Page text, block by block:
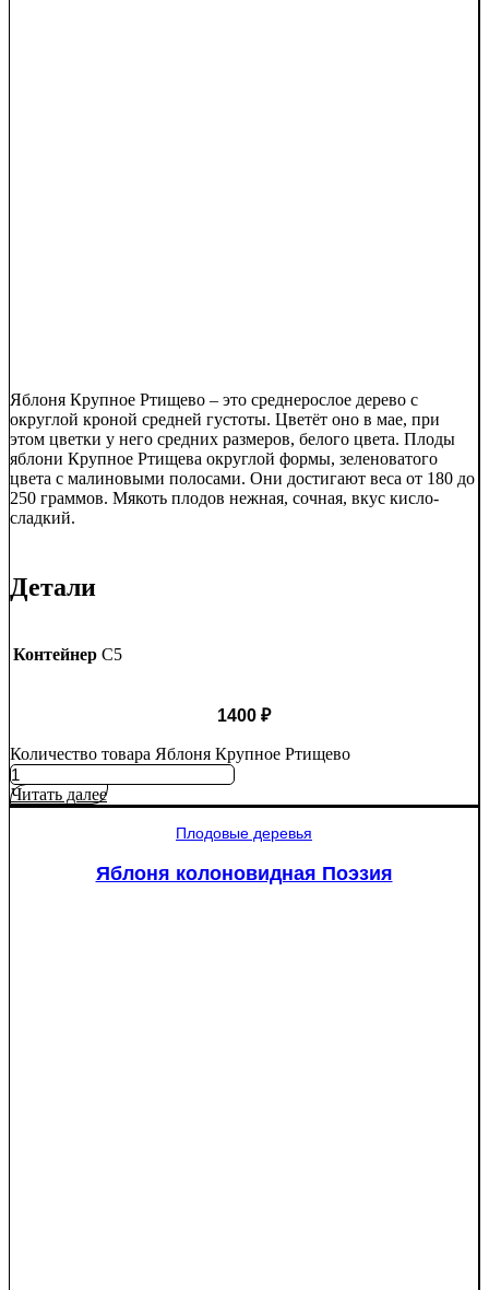
Яблоня Крупное Ртищево – это среднерослое дерево с
округлой кроной средней густоты. Цветёт оно в мае, при
этом цветки у него средних размеров, белого цвета. Плоды
яблони Крупное Ртищева округлой формы, зеленоватого
цвета с малиновыми полосами. Они достигают веса от 180 до
250 граммов. Мякоть плодов нежная, сочная, вкус кисло-
сладкий.
Детали
Контейнер C5
1400 ₽
Количество товара Яблоня Крупное Ртищево
Читать далее
Плодовые деревья
Яблоня колоновидная Поэзия